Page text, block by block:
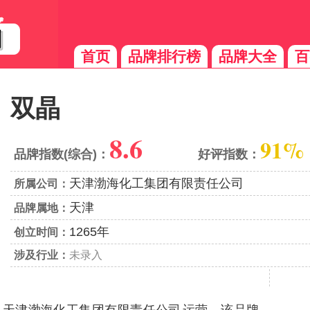
首页 品牌排行榜 品牌大全
双晶
品牌指数(综合)： 8.6 好评指数： 91%
所属公司： 天津渤海化工集团有限责任公司
品牌属地： 天津
创立时间： 1265年
涉及行业： 未录入